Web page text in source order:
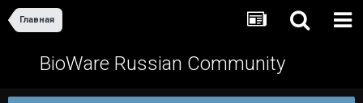
Главная
BioWare Russian Community